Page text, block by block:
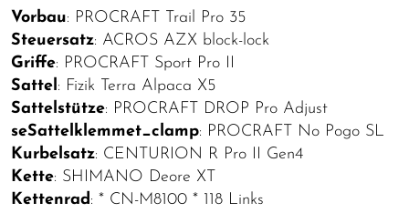
Vorbau: PROCRAFT Trail Pro 35
Steuersatz: ACROS AZX block-lock
Griffe: PROCRAFT Sport Pro II
Sattel: Fizik Terra Alpaca X5
Sattelstütze: PROCRAFT DROP Pro Adjust
seSattelklemmet_clamp: PROCRAFT No Pogo SL
Kurbelsatz: CENTURION R Pro II Gen4
Kette: SHIMANO Deore XT
Kettenrad: * CN-M8100 * 118 Links